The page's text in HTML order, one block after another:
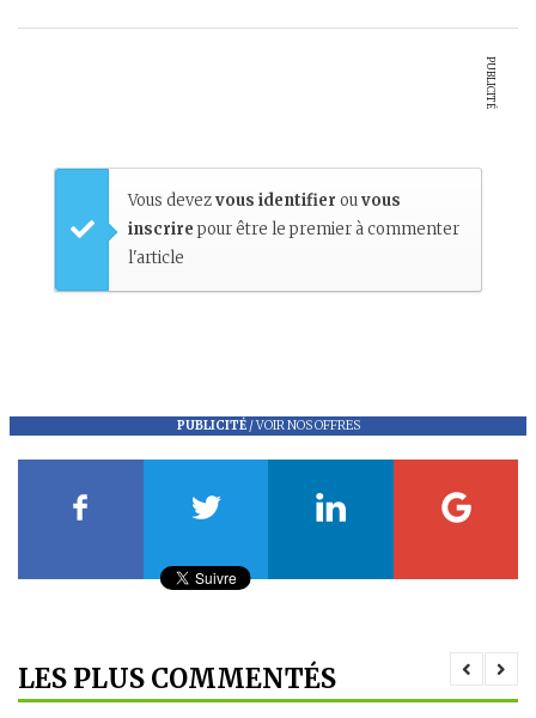
PUBLICITÉ
Vous devezvous identifier ouvous
inscrire pour être le premier à commenter
l'article
PUBLICITÉ/VOIR NOS OFFRES
LES PLUS COMMENTÉS